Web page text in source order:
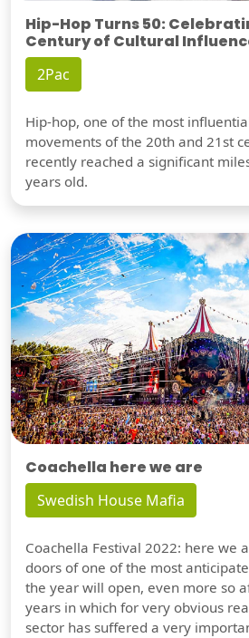
Hip-Hop Turns 50:
Century of Cultural
2Pac
Hip-hop, one of the most
movements of the 20th and 21st
recently reached a significant
years old.
Coachella here we are
Swedish House Mafia
Coachella Festival 2022: here we
doors of one of the most
the year will open, even more so
years in which for very obvious
sector has suffered a very